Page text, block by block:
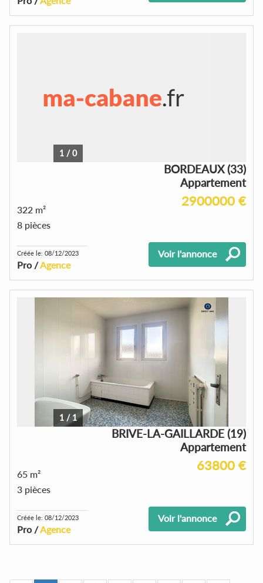
1 /0
BORDEAUX (33)
Appartement
2900000 €
322 m²
8 pièces
Créée le: 08/12/2023
Pro /Agence
Voir l'annonce
1 / 1
BRIVE-LA-GAILLARDE (19)
Appartement
63800 €
65 m²
3 pièces
Créée le: 08/12/2023
Pro /Agence
Voir l'annonce